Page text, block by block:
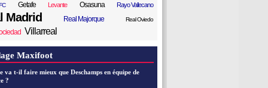
Getafe Levante Osasuna Rayo Vallecano
Madrid Real Majorque Real Oviedo
Villarreal
Maxifoot
va t-il faire mieux que Deschamps en équipe de
?